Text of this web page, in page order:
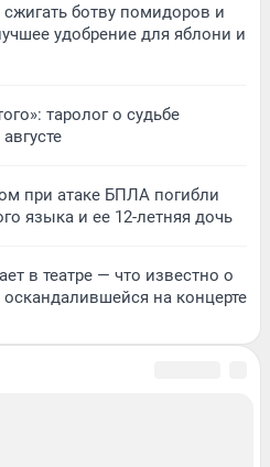
ботву помидоров и
удобрение для яблони и
таролог о судьбе
при атаке БПЛА погибли
языка и ее 12-летняя дочь
в театре — что известно о
на концерте